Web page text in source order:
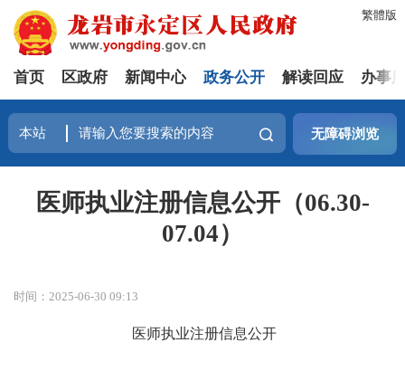
繁體版
首页 区政府 新闻中心 政务公开 解读回应 办事
无障碍浏览
医师执业注册信息公开（06.30-
07.04）
时间：2025-06-30 09:13
医师执业注册信息公开